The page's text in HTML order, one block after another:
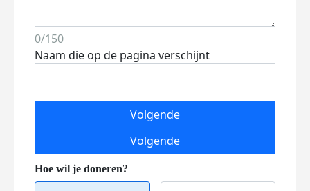
0/150
Naam die op de pagina verschijnt
Volgende
Volgende